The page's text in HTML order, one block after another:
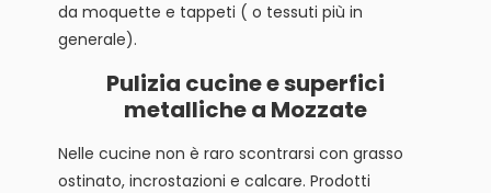
da moquette e tappeti ( o tessuti più in
generale).
Pulizia cucine e superfici
metalliche a Mozzate
Nelle cucine non è raro scontrarsi con grasso
ostinato, incrostazioni e calcare. Prodotti